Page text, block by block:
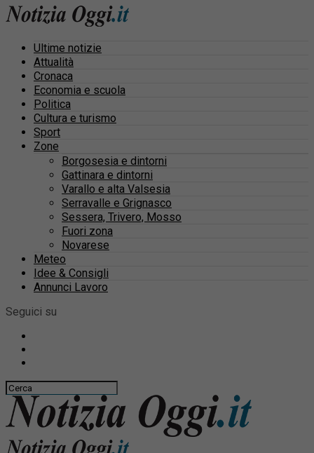
Ultime notizie
Attualità
Cronaca
Economia e scuola
Politica
Cultura e turismo
Sport
Zone
Borgosesia e dintorni
Gattinara e dintorni
Varallo e alta Valsesia
Serravalle e Grignasco
Sessera, Trivero, Mosso
Fuori zona
Novarese
Meteo
Idee & Consigli
Annunci Lavoro
Seguici su